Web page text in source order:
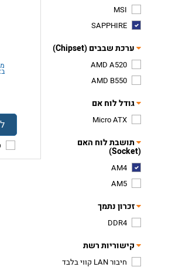
MSI
SAPPHIRE
ערכת שבבים (Chipset)
AMD A520
AMD B550
גודל לוח אם
Micro ATX
תושבת לוח האם
(Socket)
AM4
AM5
זכרון נתמך
DDR4
קישוריות רשת
חיבור LAN קווי בלבד